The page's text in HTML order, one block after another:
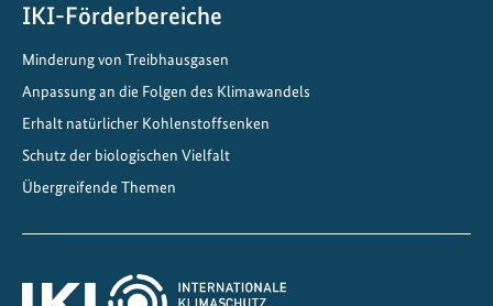
g
e
IKI-Förderbereiche
Minderung von Treibhausgasen
Anpassung an die Folgen des Klimawandels
Erhalt natürlicher Kohlenstoffsenken
Schutz der biologischen Vielfalt
Übergreifende Themen